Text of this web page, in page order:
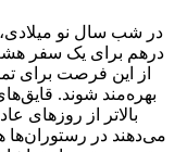
درهم برای یک سفر هشت
از این فرصت برای
بهره‌مند شوند.
بالاتر از روزهای
می‌دهند در رستوران‌ها